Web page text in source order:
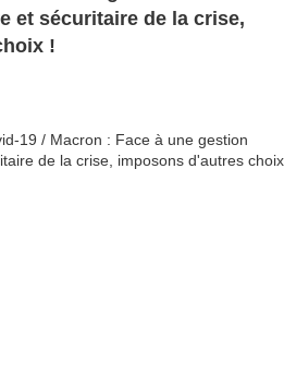
et sécuritaire de la crise,
!